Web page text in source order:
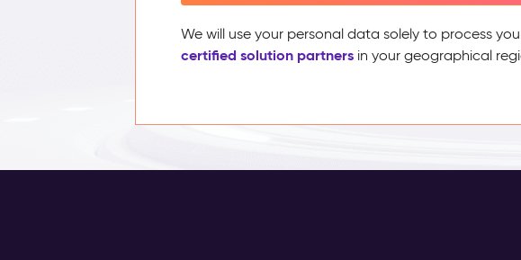
We will use your personal data solely to process
certified solution partnersin your geographical